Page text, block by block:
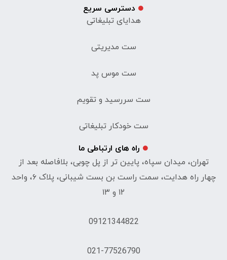
دسترسی سریع
هدایای تبلیغاتی
ست مدیریتی
ست موس پد
ست سررسید و تقویم
ست خودکار تبلیغاتی
راه های ارتباطی ما
تهران، میدان سپاه، پایین تر از پل چوبی، بلافاصله بعد از
چهار راه هدایت، سمت راست بن بست شیبانی، پلاک ۶، واحد
۱۲ و ۱۳
09121344822
021-77526790